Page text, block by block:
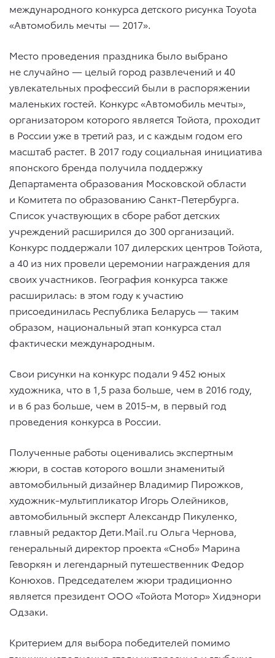
международного конкурса детского рисунка Toyota
«Автомобиль мечты — 2017».
Место проведения праздника было выбрано
не случайно — целый город развлечений и 40
увлекательных профессий были в распоряжении
маленьких гостей. Конкурс «Автомобиль мечты»,
организатором которого является Тойота, проходит
в России уже в третий раз, и с каждым годом его
масштаб растет. В 2017 году социальная инициатива
японского бренда получила поддержку
Департамента образования Московской области
и Комитета по образованию Санкт-Петербурга.
Список участвующих в сборе работ детских
учреждений расширился до 300 организаций.
Конкурс поддержали 107 дилерских центров Тойота,
а 40 из них провели церемонии награждения для
своих участников. География конкурса также
расширилась: в этом году к участию
присоединилась Республика Беларусь — таким
образом, национальный этап конкурса стал
фактически международным.
Свои рисунки на конкурс подали 9 452 юных
художника, что в 1,5 раза больше, чем в 2016 году,
и в 6 раз больше, чем в 2015-м, в первый год
проведения конкурса в России.
Полученные работы оценивались экспертным
жюри, в состав которого вошли знаменитый
автомобильный дизайнер Владимир Пирожков,
художник-мультипликатор Игорь Олейников,
автомобильный эксперт Александр Пикуленко,
главный редактор Дети.Mail.ru Ольга Чернова,
генеральный директор проекта «Сноб» Марина
Геворкян и легендарный путешественник Федор
Конюхов. Председателем жюри традиционно
является президент ООО «Тойота Мотор» Хидэнори
Одзаки.
Критерием для выбора победителей помимо